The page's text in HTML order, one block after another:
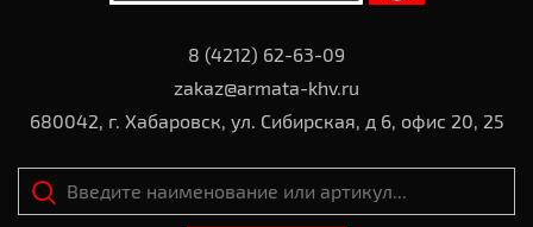
8 (4212) 62-63-09
zakaz@armata-khv.ru
680042, г. Хабаровск, ул. Сибирская, д 6, офис 20, 25